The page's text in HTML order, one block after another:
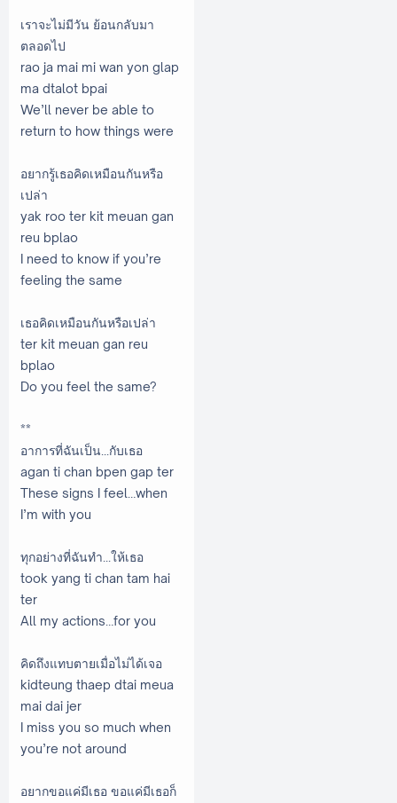
เราจะไม่มีวัน ย้อนกลับมา
ตลอดไป
rao ja mai mi wan yon glap
ma dtalot bpai
We’ll never be able to
return to how things were
อยากรู้เธอคิดเหมือนกันหรือ
เปล่า
yak roo ter kit meuan gan
reu bplao
I need to know if you’re
feeling the same
เธอคิดเหมือนกันหรือเปล่า
ter kit meuan gan reu
bplao
Do you feel the same?
**
อาการที่ฉันเป็น...กับเธอ
agan ti chan bpen gap ter
These signs I feel…when
I’m with you
ทุกอย่างที่ฉันทำ...ให้เธอ
took yang ti chan tam hai
ter
All my actions…for you
คิดถึงแทบตายเมื่อไม่ได้เจอ
kidteung thaep dtai meua
mai dai jer
I miss you so much when
you’re not around
อยากขอแค่มีเธอ ขอแค่มีเธอก็